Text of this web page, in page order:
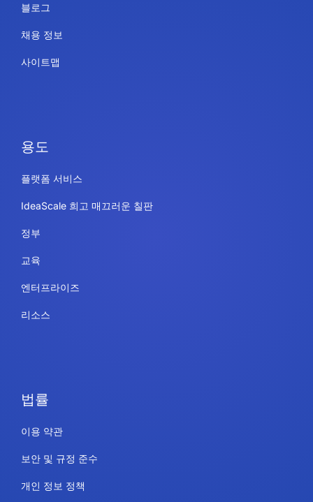
블로그
채용 정보
사이트맵
용도
플랫폼 서비스
IdeaScale 희고 매끄러운 칠판
정부
교육
엔터프라이즈
리소스
법률
이용 약관
보안 및 규정 준수
개인 정보 정책